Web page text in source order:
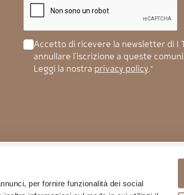
per fornire funzionalità dei social
Accetto di ricevere la newsletter di I
annullare l'iscrizione a queste
Leggi la nostra privacy policy.*
Condizioni di vendita